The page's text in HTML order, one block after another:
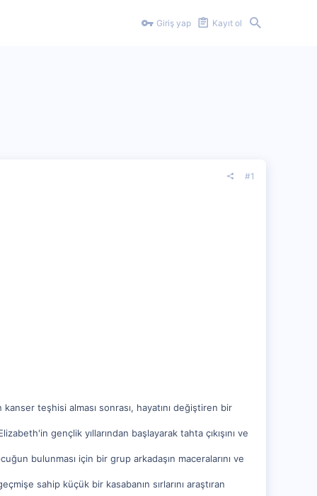
Giriş yap Kayıt ol
#1
teşhisi alması sonrası, hayatını değiştiren bir
gençlik yıllarından başlayarak tahta çıkışını ve
bulunması için bir grup arkadaşın maceralarını ve
sahip küçük bir kasabanın sırlarını araştıran